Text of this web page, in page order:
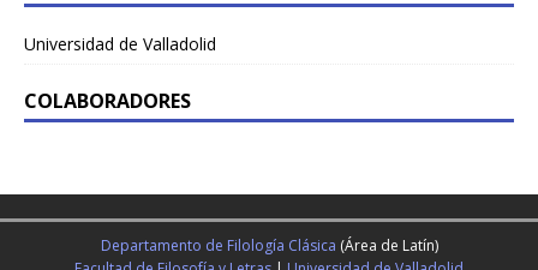
Universidad de Valladolid
COLABORADORES
Departamento de Filología Clásica (Área de Latín)